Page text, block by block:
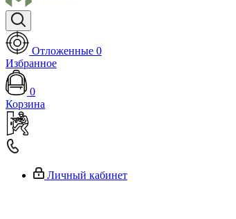
Отложенные 0
Избранное
0
Корзина
Личный кабинет